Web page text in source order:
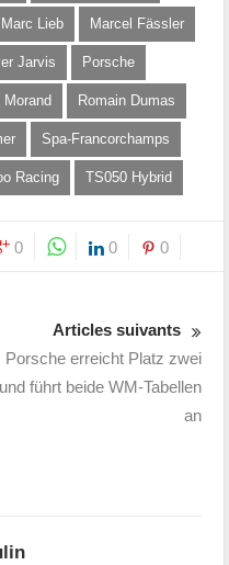
Marc Lieb Marcel Fässler
Jarvis Porsche
Morand Romain Dumas
Spa-Francorchamps
Racing TS050 Hybrid
0 0 0
Articles suivants
Porsche erreicht Platz zwei
und führt beide WM-Tabellen
an